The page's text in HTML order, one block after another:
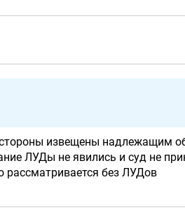
извещены надлежащим
ЛУДы не явились и суд не
рассматривается без ЛУДов